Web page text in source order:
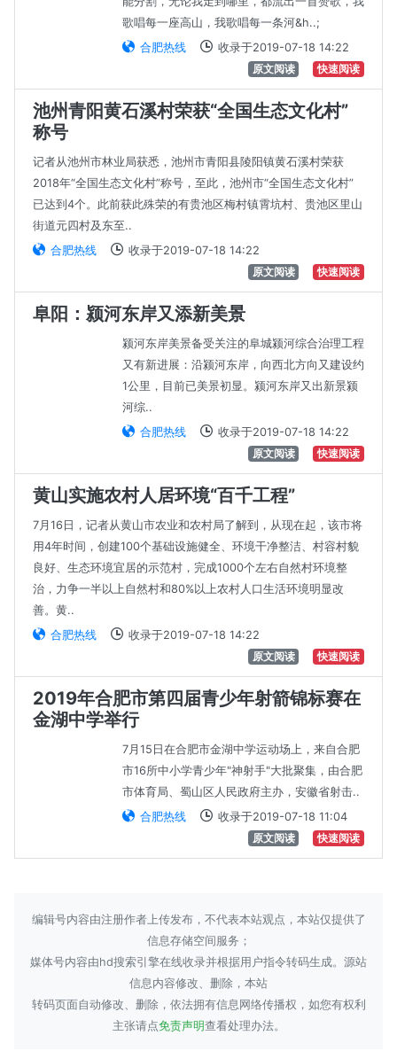
歌唱每一座高山，我歌唱每一条河&h..;
合肥热线
收录于2019-07-18 14:22
原文阅读
快速阅读
池州青阳黄石溪村荣获“全国生态文化村”
称号
记者从池州市林业局获悉，池州市青阳县陵阳镇黄石溪村荣获
2018年“全国生态文化村”称号，至此，池州市“全国生态文化村”
已达到4个。此前获此殊荣的有贵池区梅村镇霄坑村、贵池区里山
街道元四村及东至..
合肥热线
收录于2019-07-18 14:22
原文阅读
快速阅读
阜阳：颍河东岸又添新美景
颍河东岸美景备受关注的阜城颍河综合治理工程
又有新进展：沿颍河东岸，向西北方向又建设约
1公里，目前已美景初显。颍河东岸又出新景颍
河综..
合肥热线
收录于2019-07-18 14:22
原文阅读
快速阅读
黄山实施农村人居环境“百千工程”
7月16日，记者从黄山市农业和农村局了解到，从现在起，该市将
用4年时间，创建100个基础设施健全、环境干净整洁、村容村貌
良好、生态环境宜居的示范村，完成1000个左右自然村环境整
治，力争一半以上自然村和80%以上农村人口生活环境明显改
善。黄..
合肥热线
收录于2019-07-18 14:22
原文阅读
快速阅读
2019年合肥市第四届青少年射箭锦标赛在
金湖中学举行
7月15日在合肥市金湖中学运动场上，来自合肥
市16所中小学青少年"神射手"大批聚集，由合肥
市体育局、蜀山区人民政府主办，安徽省射击..
合肥热线
收录于2019-07-18 11:04
原文阅读
快速阅读
编辑号内容由注册作者上传发布，不代表本站观点，本站仅提供了
信息存储空间服务；
媒体号内容由hd搜索引擎在线收录并根据用户指令转码生成。源站
信息内容修改、删除，本站
转码页面自动修改、删除，依法拥有信息网络传播权，如您有权利
主张请点免责声明查看处理办法。